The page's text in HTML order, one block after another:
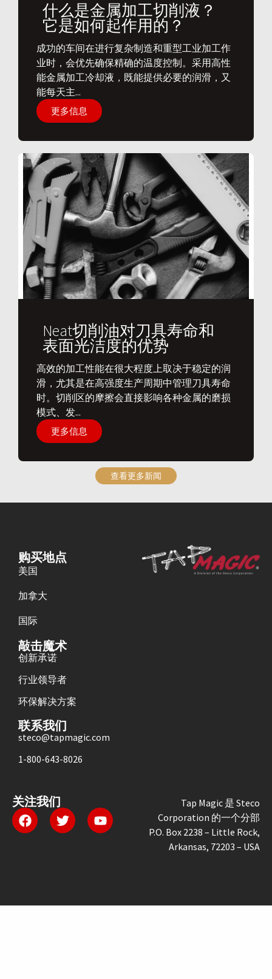
什么是金属加工切削液？
它是如何起作用的？
​成功的车间在进行复杂制造和重型工业加工作
业时，会优先确保精确的温度控制。采用高性
能金属加工冷却液，既能提供必要的润滑，又
能每天主...
更多信息
Neat切削油对刀具寿命和
表面光洁度的优势
​高效的加工性能在很大程度上取决于稳定的润
滑，尤其是在高强度生产周期中管理刀具寿命
时。切削区的摩擦会直接影响各种金属的磨损
模式、发...
更多信息
查看更多新闻
购买地点
美国
加拿大
国际
敲击魔术
创新承诺
行业领导者
环保解决方案
联系我们
steco@tapmagic.com
1-800-643-8026
关注我们
Tap Magic 是 Steco
Corporation 的一个分部
P.O. Box 2238 – Little Rock,
Arkansas, 72203 – USA